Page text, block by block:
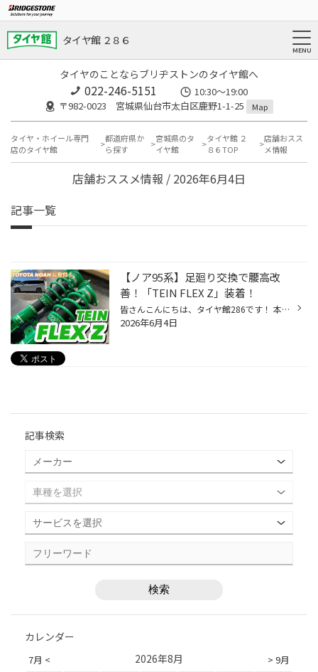
タイヤ館 ２８６
タイヤのことならブリヂストンのタイヤ館へ
022-246-5151
10:30～19:00
〒982-0023 宮城県仙台市太白区鹿野1-1-25
Map
タイヤ・ホイール専門
店のタイヤ館
都道府県か
ら探す
宮城県のタ
イヤ館
タイヤ館 ２
８６TOP
店舗おスス
メ情報
店舗おススメ情報 / 2026年6月4日
記事一覧
【ノア95系】足廻り交換で腰高改
善！「TEIN FLEX Z」装着！
皆さんこんにちは、タイヤ館286です！ 本日は足廻り交換事例のご紹介です！ 今回はノア95系(4WD/E-Four)へお取付け！ 装着するのは、TEINの全長調整式車庫長「FLEX Z」 お車は新車ですが、気になるフェンダーの隙間を埋めるため車高調交換となりました！ 気になる後輪の腰高感も改善されスタイリッ...
2026年6月4日
記事検索
カレンダー
7月 < > 9月
2026年8月